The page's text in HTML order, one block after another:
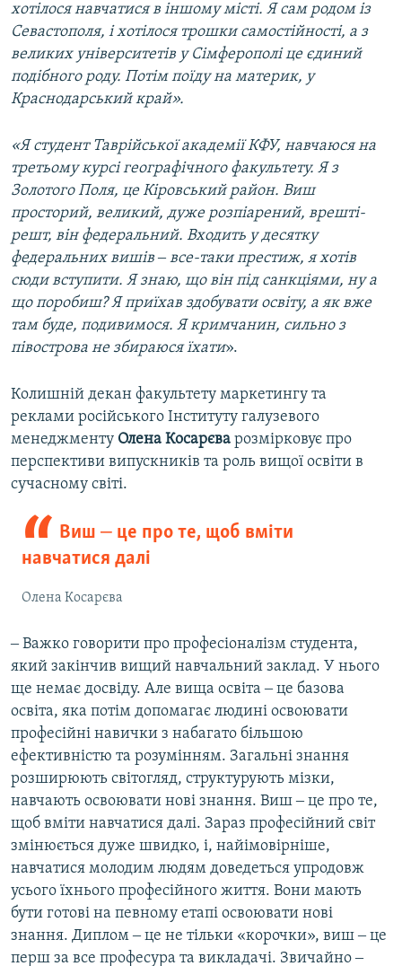
хотілося навчатися в іншому місті. Я сам родом із
Севастополя, і хотілося трошки самостійності, а з
великих університетів у Сімферополі це єдиний
подібного роду. Потім поїду на материк, у
Краснодарський край».
«Я студент Таврійської академії КФУ, навчаюся на
третьому курсі географічного факультету. Я з
Золотого Поля, це Кіровський район. Виш
просторий, великий, дуже розпіарений, врешті-
решт, він федеральний. Входить у десятку
федеральних вишів ‒ все-таки престиж, я хотів
сюди вступити. Я знаю, що він під санкціями, ну а
що поробиш? Я приїхав здобувати освіту, а як вже
там буде, подивимося. Я кримчанин, сильно з
півострова не збираюся їхати».
Колишній декан факультету маркетингу та
реклами російського Інституту галузевого
менеджменту Олена Косарєва розмірковує про
перспективи випускників та роль вищої освіти в
сучасному світі.
Виш ‒ це про те, щоб вміти
навчатися далі
Олена Косарєва
‒ Важко говорити про професіоналізм студента,
який закінчив вищий навчальний заклад. У нього
ще немає досвіду. Але вища освіта ‒ це базова
освіта, яка потім допомагає людині освоювати
професійні навички з набагато більшою
ефективністю та розумінням. Загальні знання
розширюють світогляд, структурують мізки,
навчають освоювати нові знання. Виш ‒ це про те,
щоб вміти навчатися далі. Зараз професійний світ
змінюється дуже швидко, і, найімовірніше,
навчатися молодим людям доведеться упродовж
усього їхнього професійного життя. Вони мають
бути готові на певному етапі освоювати нові
знання. Диплом ‒ це не тільки «корочки», виш ‒ це
перш за все професура та викладачі. Звичайно ‒